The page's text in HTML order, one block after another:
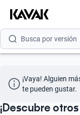
Busca por modelo
Busca por versión
Busca por marca
Busca por modelo
¡Vaya! Alguien
te pueden gustar.
¡Descubre